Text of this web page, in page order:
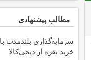
مطالب پیشنهادی
سرمایه‌گذاری بلندمدت با
خرید نقره از دیجی‌کالا